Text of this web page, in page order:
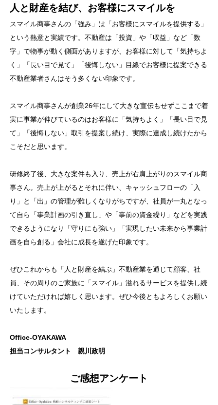
人と財産を結び、お客様にスマイルを
スマイル商事さんの「強み」は「お客様にスマイルを提供する」
という熱意と実績です。不動産は「投資」や「収益」など「数
字」で物事が動く側面がありますが、お客様に対して「気持ちよ
く」「長い目で見て」「後悔しない」目線でお客様に提案できる
不動産業者さんはそう多くない印象です。
スマイル商事さんが創業26年にして大きな宣伝もせずここまで着
実に事業が伸びているのはお客様に「気持ちよく」「長い目で見
て」「後悔しない」取引を提案し続け、実際に達成し続けたから
こそだと思います。
研修終了後、大きな案件も入り、売上が右肩上がりのスマイル商
事さん。売上が上がるとそれに伴い、キャッシュフローの「入
り」と「出」の管理が難しくなりがちですが、社員が一丸となっ
て自ら「事業計画の引き直し」や「事前の資金繰り」などを実践
できるようになり「守りにも強い」「実現したい未来から事業計
画を自ら創る」会社に成長を遂げた印象です。
ぜひこれからも「人と財産を結ぶ」不動産業を通じて顧客、社
員、その周りのご家族に「スマイル」溢れるサービスを提供し続
けていただければ嬉しく思います。ぜひ今後ともよろしくお願い
いたします。
Office-OYAKAWA
担当コンサルタント 親川政明
ご感想アンケート